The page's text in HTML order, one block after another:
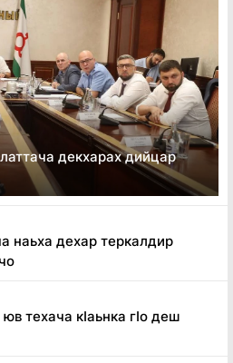
декхарах дийцар
наьха дехар теркалдир
техача кӏаьнка гӏо деш